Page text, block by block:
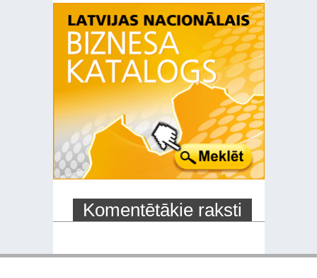
Komentētākie raksti